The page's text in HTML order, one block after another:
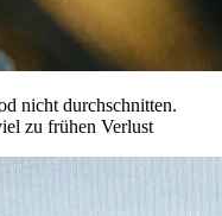
nicht durchschnitten.
zu frühen Verlust